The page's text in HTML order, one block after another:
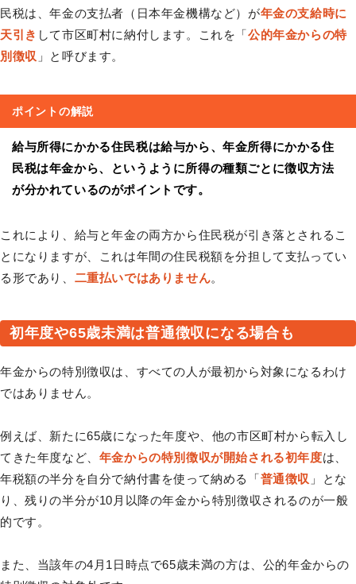
民税は、年金の支払者（日本年金機構など）が年金の支給時に
天引き して市区町村に納付します。これを「公的年金からの特
別徴収 」と呼びます。
ポイントの解説
給与所得にかかる住民税は給与から、年金所得にかかる住
民税は年金から、というように所得の種類ごとに徴収方法
が分かれているのがポイントです。
これにより、給与と年金の両方から住民税が引き落とされるこ
とになりますが、これは年間の住民税額を分担して支払ってい
る形であり、 二重払いではありません。
初年度や65歳未満は普通徴収になる場合も
年金からの特別徴収は、すべての人が最初から対象になるわけ
ではありません。
例えば、新たに65歳になった年度や、他の市区町村から転入し
てきた年度など、 年金からの特別徴収が開始される初年度は、
年税額の半分を自分で納付書を使って納める「普通徴収 」とな
り、残りの半分が10月以降の年金から特別徴収されるのが一般
的です。
また、当該年の4月1日時点で65歳未満の方は、公的年金からの